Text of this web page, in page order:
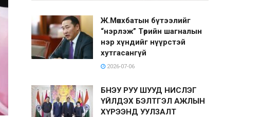
Ж.Мөнхбатын бүтээлийг
“нэрлэж” Төрийн шагналын
нэр хүндийг нүүрстэй
хутгасангүй
2026-07-06
БНЭУ РУУ ШУУД НИСЛЭГ
ҮЙЛДЭХ БЭЛТГЭЛ АЖЛЫН
ХҮРЭЭНД УУЛЗАЛТ